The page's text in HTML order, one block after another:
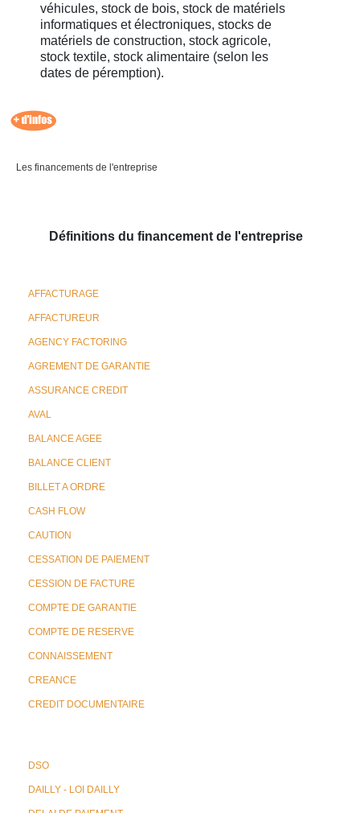
véhicules, stock de bois, stock de matériels
informatiques et électroniques, stocks de
matériels de construction, stock agricole,
stock textile, stock alimentaire (selon les
dates de péremption).
Les financements de l'entreprise
Définitions du financement de l'entreprise
AFFACTURAGE
AFFACTUREUR
AGENCY FACTORING
AGREMENT DE GARANTIE
ASSURANCE CREDIT
AVAL
BALANCE AGEE
BALANCE CLIENT
BILLET A ORDRE
CASH FLOW
CAUTION
CESSATION DE PAIEMENT
CESSION DE FACTURE
COMPTE DE GARANTIE
COMPTE DE RESERVE
CONNAISSEMENT
CREANCE
CREDIT DOCUMENTAIRE
DSO
DAILLY - LOI DAILLY